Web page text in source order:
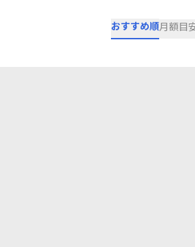
おすすめ順月額目